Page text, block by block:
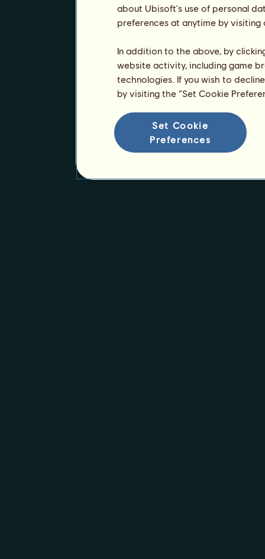
about Ubisoft's use of personal
preferences at anytime by
In addition to the above, by
website activity, including game
technologies. If you wish to
by visiting the “Set Cookie
Set Cookie
Preferences